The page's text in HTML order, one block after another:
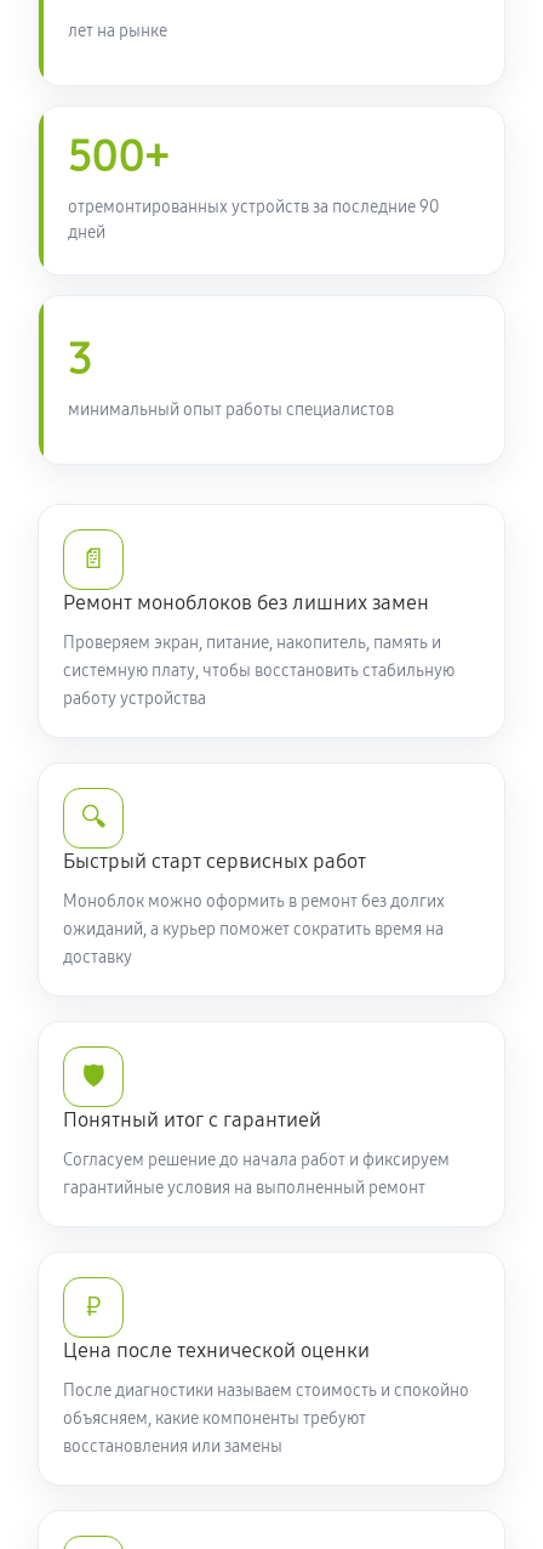
лет на рынке
500+
отремонтированных устройств за последние 90
дней
3
минимальный опыт работы специалистов
📄
Ремонт моноблоков без лишних замен
Проверяем экран, питание, накопитель, память и
системную плату, чтобы восстановить стабильную
работу устройства
🔍
Быстрый старт сервисных работ
Моноблок можно оформить в ремонт без долгих
ожиданий, а курьер поможет сократить время на
доставку
🛡️
Понятный итог с гарантией
Согласуем решение до начала работ и фиксируем
гарантийные условия на выполненный ремонт
₽
Цена после технической оценки
После диагностики называем стоимость и спокойно
объясняем, какие компоненты требуют
восстановления или замены